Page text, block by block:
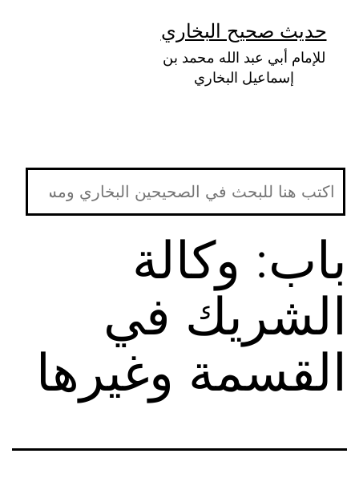
المحتوى
حديث صحيح البخاري
للإمام أبي عبد الله محمد بن
إسماعيل البخاري
باب: وكالة
الشريك في
القسمة وغيرها